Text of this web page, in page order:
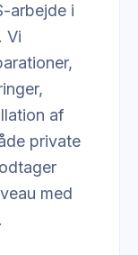
arbejde i
Vi
af
private
med